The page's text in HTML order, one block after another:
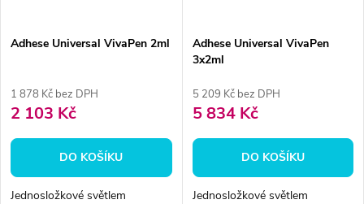
Adhese Universal VivaPen 2ml
1 878 Kč bez DPH
2 103 Kč
DO KOŠÍKU
Jednosložkové světlem
Adhese Universal VivaPen
3x2ml
5 209 Kč bez DPH
5 834 Kč
DO KOŠÍKU
Jednosložkové světlem